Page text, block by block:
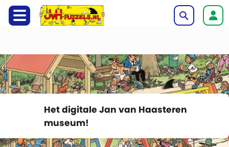
Het digitale Jan van Haasteren
museum!